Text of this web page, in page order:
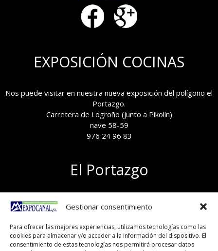
Gestionar consentimiento
Para ofrecer las mejores experiencias, utilizamos tecnologías como las
cookies para almacenar y/o acceder a la información del dispositivo. El
consentimiento de estas tecnologías nos permitirá procesar datos
EXPOSICIÓN COCINAS
Nos puede visitar en nuestra nueva exposición del polígono el
Portazgo.
Carretera de Logroño (junto a Pikolín)
nave 58-59
976 24 96 83
El Portazgo
Polígono el Portazgo, nave 59
50011 Zaragoza
Tel 976 24 96 83
exposicion@expocanal.es